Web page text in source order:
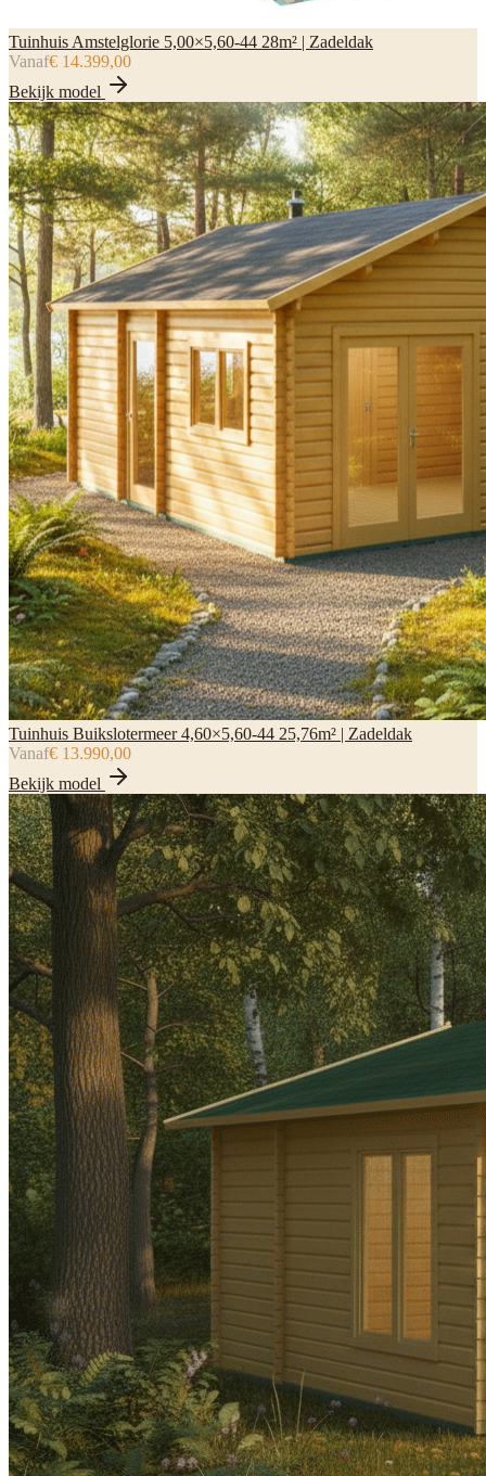
Tuinhuis Amstelglorie 5,00×5,60-44 28m² | Zadeldak
Vanaf€ 14.399,00
Bekijk model
Tuinhuis Buikslotermeer 4,60×5,60-44 25,76m² | Zadeldak
Vanaf€ 13.990,00
Bekijk model